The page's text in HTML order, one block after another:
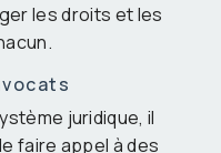
les droits et les
juridique, il
faire appel à des